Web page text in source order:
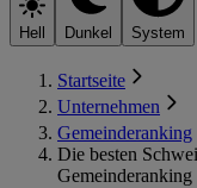
Hell Dunkel System
Startseite
Unternehmen
Gemeinderanking
Die besten
Gemeinderanking